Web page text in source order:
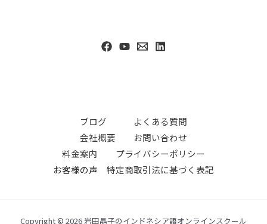
ブログ
よくある質問
会社概要
お問い合わせ
料金案内
プライバシーポリシー
お客様の声 特定商取引法に基づく表記
Copyright © 2026 岩田晶子のインドネシア語オンラインスクール